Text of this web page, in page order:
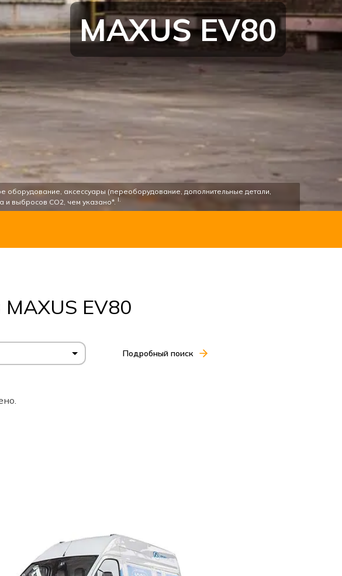
MAXUS EV80
оборудование, аксессуары (переоборудование, дополнительные детали,
и выбросов CO2, чем указано*. I.
EV80
Подробный поиск